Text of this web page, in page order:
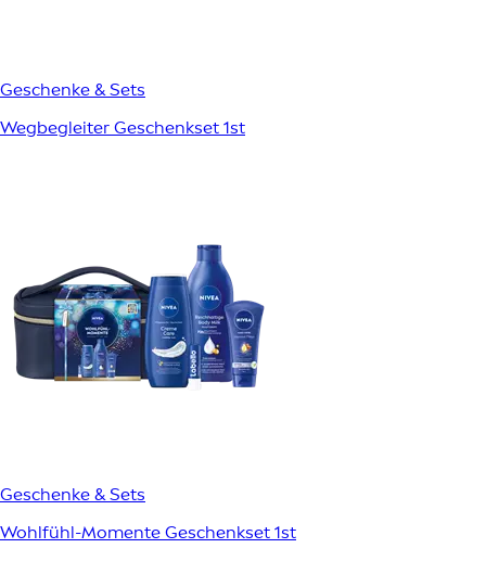
Geschenke & Sets
Wegbegleiter Geschenkset 1st
Geschenke & Sets
Wohlfühl-Momente Geschenkset 1st